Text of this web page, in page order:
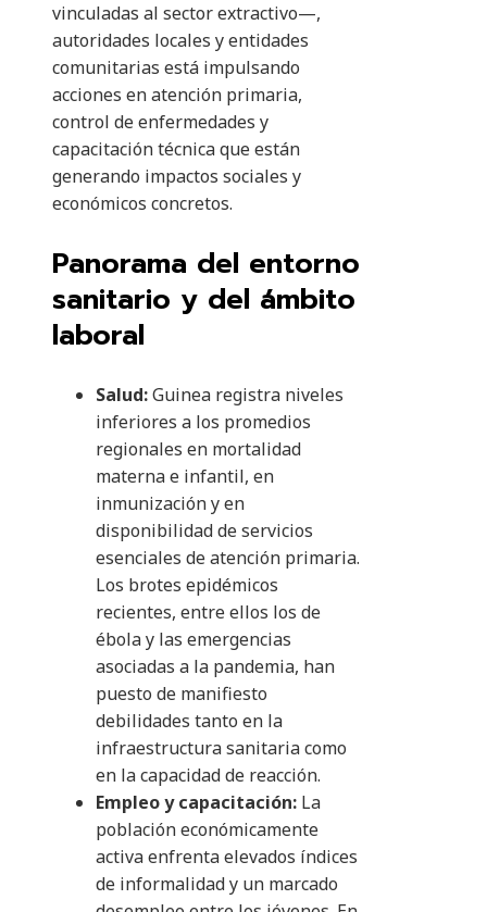
vinculadas al sector extractivo—,
autoridades locales y entidades
comunitarias está impulsando
acciones en atención primaria,
control de enfermedades y
capacitación técnica que están
generando impactos sociales y
económicos concretos.
Panorama del entorno
sanitario y del ámbito
laboral
Salud:Guinea registra niveles
inferiores a los promedios
regionales en mortalidad
materna e infantil, en
inmunización y en
disponibilidad de servicios
esenciales de atención primaria.
Los brotes epidémicos
recientes, entre ellos los de
ébola y las emergencias
asociadas a la pandemia, han
puesto de manifiesto
debilidades tanto en la
infraestructura sanitaria como
en la capacidad de reacción.
Empleo y capacitación: La
población económicamente
activa enfrenta elevados índices
de informalidad y un marcado